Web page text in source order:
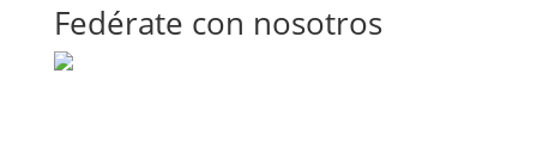
Fedérate con nosotros